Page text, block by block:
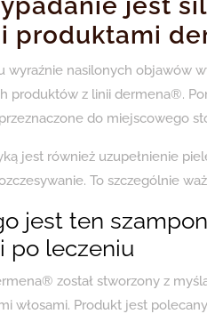
produktami
wyraźnie nasilonych objawów
produktów z linii dermena®.
przeznaczone do miejscowego
jest również uzupełnienie
To szczególnie
jest ten
po leczeniu
został stworzony z
włosami. Produkt jest